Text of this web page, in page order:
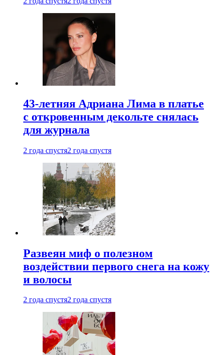
43-летняя Адриана Лима в платье
с откровенным декольте снялась
для журнала
2 года спустя2 года спустя
Развеян миф о полезном
воздействии первого снега на кожу
и волосы
2 года спустя2 года спустя